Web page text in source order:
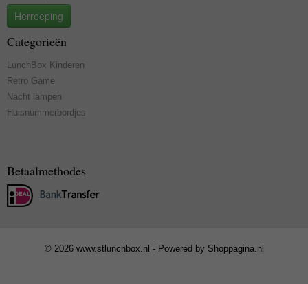
Herroeping
Categorieën
LunchBox Kinderen
Retro Game
Nacht lampen
Huisnummerbordjes
Betaalmethodes
© 2026 www.stlunchbox.nl - Powered by Shoppagina.nl